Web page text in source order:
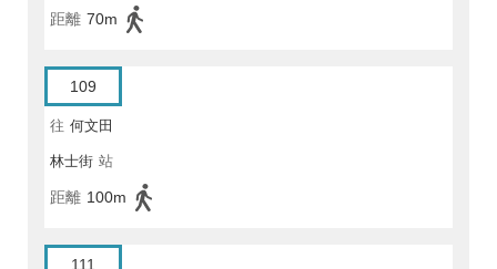
距離 70m
109
往 何文田
林士街 站
距離 100m
111